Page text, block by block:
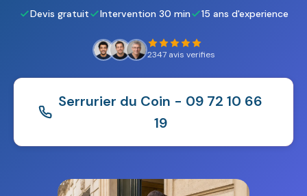
Devis gratuit Intervention 30 min 15 ans d'experience
2347 avis verifies
Serrurier du Coin - 09 72 10 66
19